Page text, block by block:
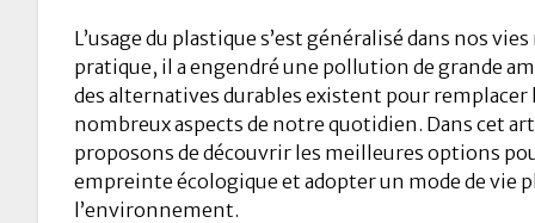
L’usage du plastique s’est généralisé dans nos
pratique, il a engendré une pollution de grande
des alternatives durables existent pour remplacer
nombreux aspects de notre quotidien. Dans cet
proposons de découvrir les meilleures options
empreinte écologique et adopter un mode de vie
l’environnement.